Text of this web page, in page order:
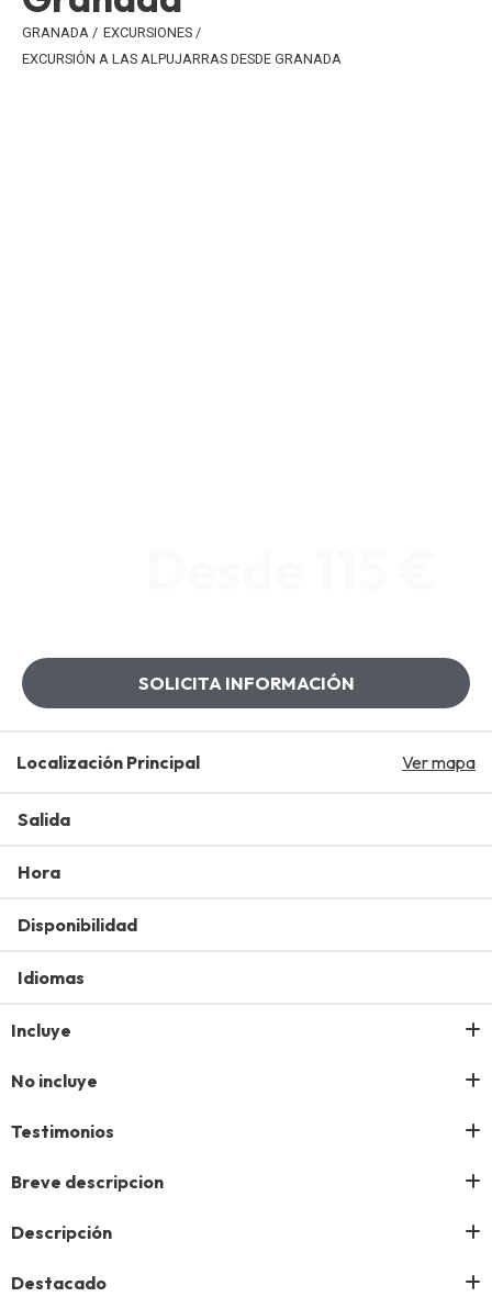
GRANADA / EXCURSIONES /
EXCURSIÓN A LAS ALPUJARRAS DESDE GRANADA
SOLICITA INFORMACIÓN
Localización Principal Ver mapa
Salida
Hora
Disponibilidad
Idiomas
Incluye
No incluye
Testimonios
Breve descripcion
Descripción
Destacado